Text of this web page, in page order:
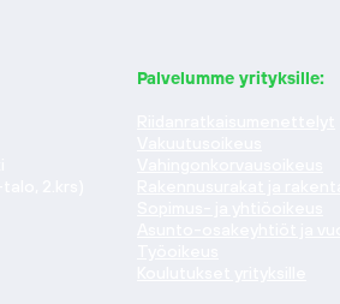
Palvelumme yrityksille: